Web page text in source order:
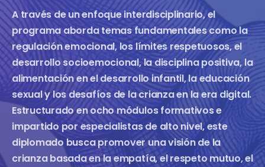
A través de un enfoque interdisciplinario, el
programa aborda temas fundamentales como la
regulación emocional, los límites respetuosos, el
desarrollo socioemocional, la disciplina positiva, la
alimentación en el desarrollo infantil, la educación
sexual y los desafíos de la crianza en la era digital.
Estructurado en ocho módulos formativos e
impartido por especialistas de alto nivel, este
diplomado busca promover una visión de la
crianza basada en la empatía, el respeto mutuo, el